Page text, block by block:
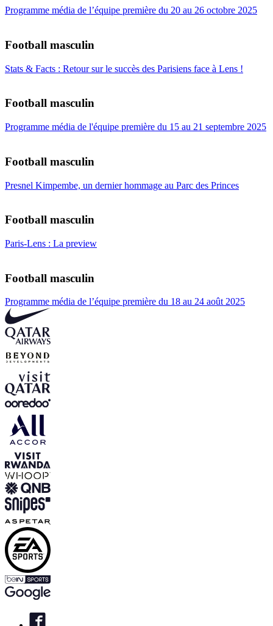
Programme média de l’équipe première du 20 au 26 octobre 2025
Football masculin
Stats & Facts : Retour sur le succès des Parisiens face à Lens !
Football masculin
Programme média de l'équipe première du 15 au 21 septembre 2025
Football masculin
Presnel Kimpembe, un dernier hommage au Parc des Princes
Football masculin
Paris-Lens : La preview
Football masculin
Programme média de l’équipe première du 18 au 24 août 2025